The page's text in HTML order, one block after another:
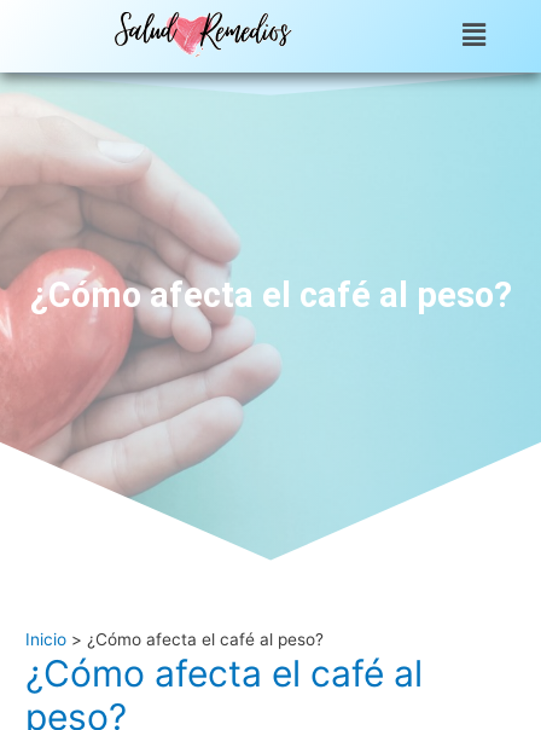
¿Cómo afecta el café al peso?
Inicio ¿Cómo afecta el café al peso?
¿Cómo afecta el café al
peso?